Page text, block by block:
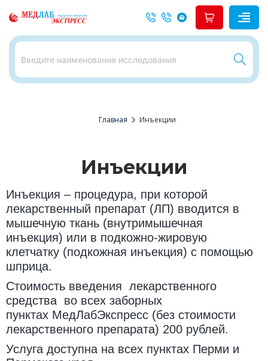
Главная chevron_right Инъекции
Инъекции
Инъекция – процедура, при которой
лекарственный препарат (ЛП) вводится в
мышечную ткань (внутримышечная
инъекция) или в подкожно-жировую
клетчатку (подкожная инъекция) с помощью
шприца.
Стоимость введения лекарственного
средства во всех заборных
пунктах МедЛабЭкспресс (без стоимости
лекарственного препарата) 200 рублей.
Услуга доступна на всех пунктах Перми и